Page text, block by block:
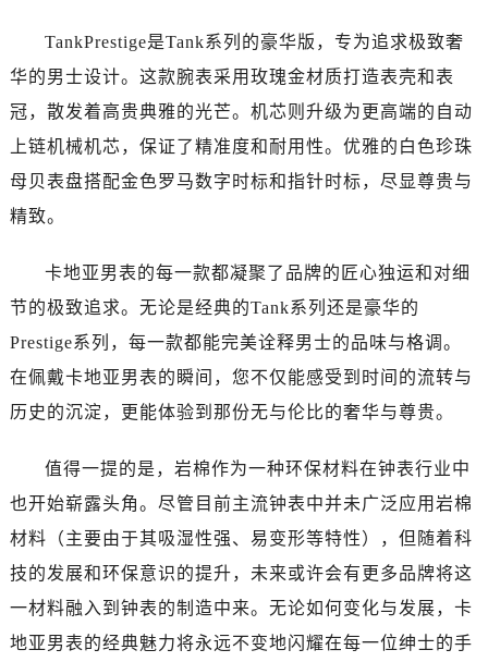
TankPrestige是Tank系列的豪华版，专为追求极致奢
华的男士设计。这款腕表采用玫瑰金材质打造表壳和表
冠，散发着高贵典雅的光芒。机芯则升级为更高端的自动
上链机械机芯，保证了精准度和耐用性。优雅的白色珍珠
母贝表盘搭配金色罗马数字时标和指针时标，尽显尊贵与
精致。
卡地亚男表的每一款都凝聚了品牌的匠心独运和对细
节的极致追求。无论是经典的Tank系列还是豪华的
Prestige系列，每一款都能完美诠释男士的品味与格调。
在佩戴卡地亚男表的瞬间，您不仅能感受到时间的流转与
历史的沉淀，更能体验到那份无与伦比的奢华与尊贵。
值得一提的是，岩棉作为一种环保材料在钟表行业中
也开始崭露头角。尽管目前主流钟表中并未广泛应用岩棉
材料（主要由于其吸湿性强、易变形等特性），但随着科
技的发展和环保意识的提升，未来或许会有更多品牌将这
一材料融入到钟表的制造中来。无论如何变化与发展，卡
地亚男表的经典魅力将永远不变地闪耀在每一位绅士的手